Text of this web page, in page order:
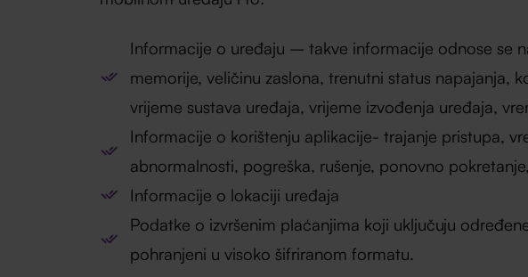
Informacije o uređaju – takve informacije odnose se
memorije, veličinu zaslona, trenutni status napajanja,
vrijeme sustava uređaja, vrijeme izvođenja uređaja,
Informacije o korištenju aplikacije- trajanje pristupa,
abnormalnosti, pogreška, rušenje, ponovno
Informacije o lokaciji uređaja
Podatke o izvršenim plaćanjima koji uključuju
pohranjeni u visoko šifriranom formatu.